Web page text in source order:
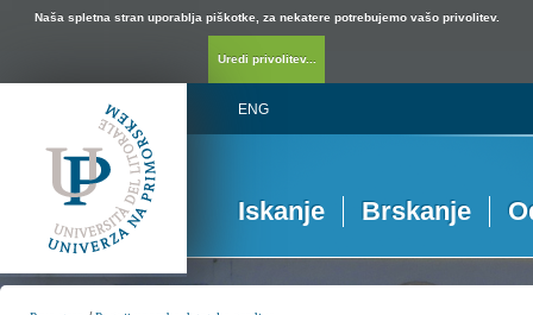
Naša spletna stran uporablja piškotke, za nekatere potrebujemo vašo privolitev.
Uredi privolitev...
ENG
Iskanje Brskanje